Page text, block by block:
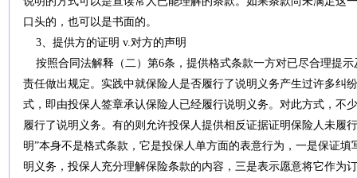
口头的，也可以是书面的。
3、提供方的证明 v.对方的声明
按照合同法解释（二）第6条，提供格式条款一方对已尽合理提
责任做出规定。实践中就保险人是否履行了说明义务产生过许多纠
式，即由投保人签章承认保险人已经履行说明义务。对此方式，不
履行了说明义务。有的则允许投保人提供相反证据证明保险人未履
明”本身不是格式条款，它是投保人单方面的表意行为，一是保证
明义务，投保人充分理解保险条款的内容，三是表示愿意将它作为